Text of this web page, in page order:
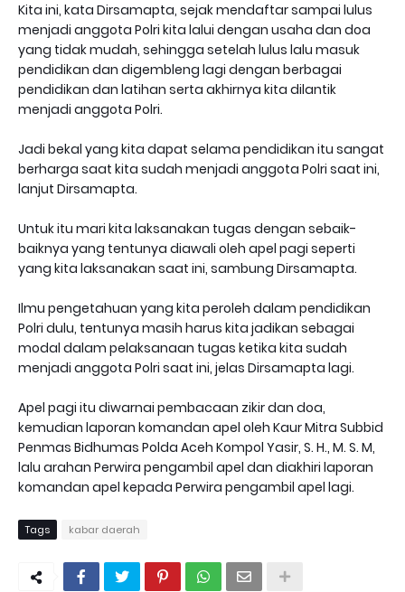
Kita ini, kata Dirsamapta, sejak mendaftar sampai lulus
menjadi anggota Polri kita lalui dengan usaha dan doa
yang tidak mudah, sehingga setelah lulus lalu masuk
pendidikan dan digembleng lagi dengan berbagai
pendidikan dan latihan serta akhirnya kita dilantik
menjadi anggota Polri.
Jadi bekal yang kita dapat selama pendidikan itu sangat
berharga saat kita sudah menjadi anggota Polri saat ini,
lanjut Dirsamapta.
Untuk itu mari kita laksanakan tugas dengan sebaik-
baiknya yang tentunya diawali oleh apel pagi seperti
yang kita laksanakan saat ini, sambung Dirsamapta.
Ilmu pengetahuan yang kita peroleh dalam pendidikan
Polri dulu, tentunya masih harus kita jadikan sebagai
modal dalam pelaksanaan tugas ketika kita sudah
menjadi anggota Polri saat ini, jelas Dirsamapta lagi.
Apel pagi itu diwarnai pembacaan zikir dan doa,
kemudian laporan komandan apel oleh Kaur Mitra Subbid
Penmas Bidhumas Polda Aceh Kompol Yasir, S. H., M. S. M,
lalu arahan Perwira pengambil apel dan diakhiri laporan
komandan apel kepada Perwira pengambil apel lagi.
Tags kabar daerah